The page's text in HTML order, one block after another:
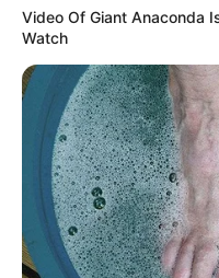
Video Of Giant Anaconda
Watch